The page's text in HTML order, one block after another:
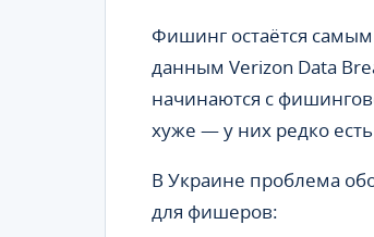
Фишинг остаётся
данным Verizon Data
начинаются с
хуже — у них редко
В Украине проблема
для фишеров: